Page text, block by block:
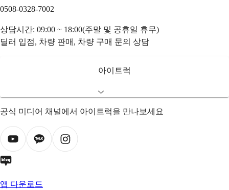
0508-0328-7002
상담시간: 09:00 ~ 18:00(주말 및 공휴일 휴무)
딜러 입점, 차량 판매, 차량 구매 문의 상담
아이트럭
공식 미디어 채널에서 아이트럭을 만나보세요
앱 다운로드